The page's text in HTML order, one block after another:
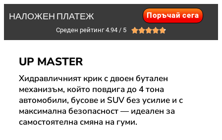
НАЛОЖЕН ПЛАТЕЖ Поръчай сега
Среден рейтинг 4.94 / 5 
UP MASTER
Хидравличният крик с двоен бутален
механизъм, който повдига до 4 тона
автомобили, бусове и SUV без усилие и с
максимална безопасност — идеален за
самостоятелна смяна на гуми.